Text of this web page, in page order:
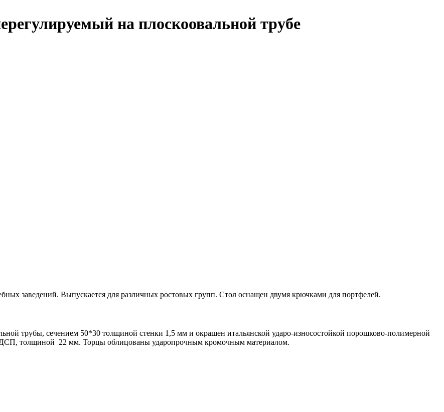
на плоскоовальной трубе
заведений. Выпускается для различных ростовых групп. Стол оснащен двумя крючками для портфелей.
трубы, сечением 50*30 толщиной стенки 1,5 мм и окрашен итальянской ударо-износостойкой порошково-полимерной
толщиной 22 мм. Торцы облицованы ударопрочным кромочным материалом.